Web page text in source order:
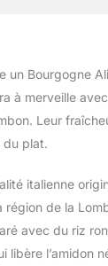
un Bourgogne
à merveille
Leur
du plat.
italienne
région de la
avec du riz
libère l’amidon